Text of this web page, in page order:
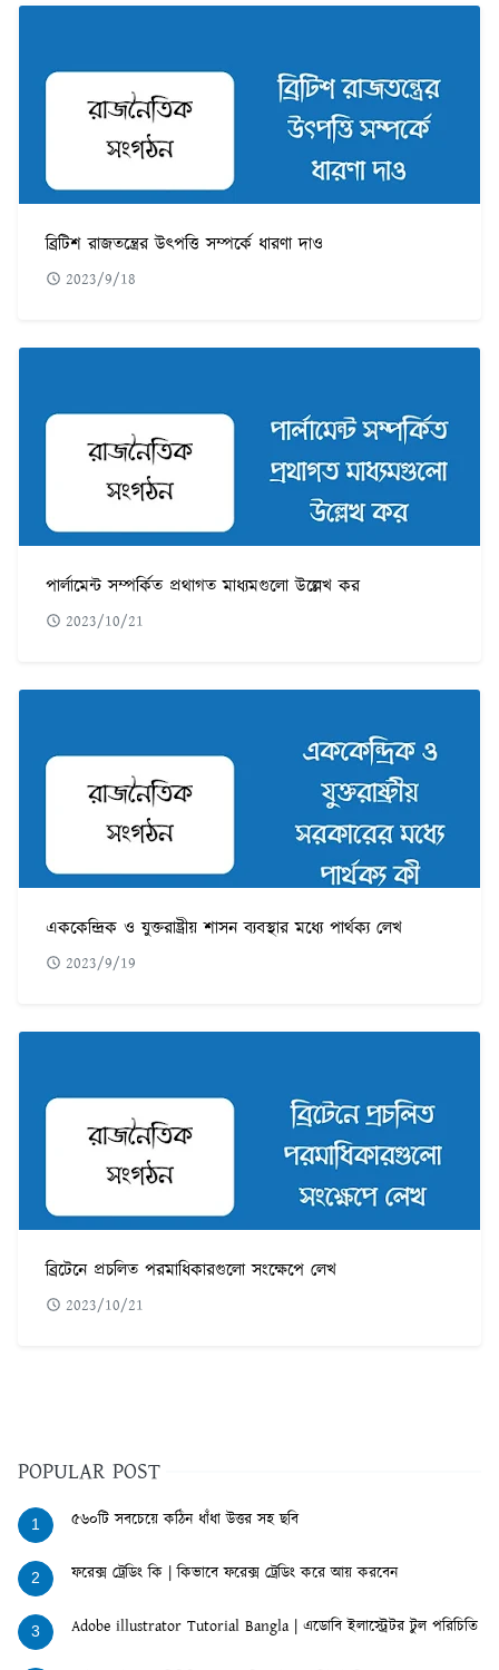
ব্রিটিশ রাজতন্ত্রের উৎপত্তি সম্পর্কে ধারণা দাও
2023/9/18
পার্লামেন্ট সম্পর্কিত প্রথাগত মাধ্যমগুলো উল্লেখ কর
2023/10/21
এককেন্দ্রিক ও যুক্তরাষ্ট্রীয় শাসন ব্যবস্থার মধ্যে পার্থক্য লেখ
2023/9/19
ব্রিটেনে প্রচলিত পরমাধিকারগুলো সংক্ষেপে লেখ
2023/10/21
POPULAR POST
1 ৫৬০টি সবচেয়ে কঠিন ধাঁধা উত্তর সহ ছবি
2 ফরেক্স ট্রেডিং কি | কিভাবে ফরেক্স ট্রেডিং করে আয় করবেন
3 Adobe illustrator Tutorial Bangla | এডোবি ইলাস্ট্রেটর টুল পরিচিতি